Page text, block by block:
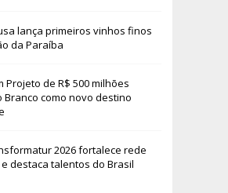
lança primeiros vinhos finos
da Paraíba
Projeto de R$ 500 milhões
Branco como novo destino
2026 fortalece rede
destaca talentos do Brasil